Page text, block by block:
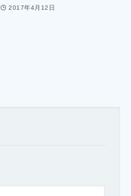
2017年4月12日